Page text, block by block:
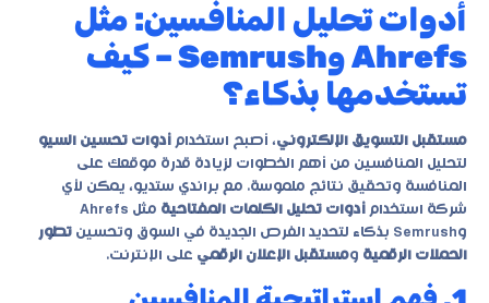
أدوات تحليل المنافسين: مثل
Ahrefs وSemrush – كيف
تستخدمها بذكاء؟
مستقبل التسويق الإلكتروني، أصبح استخدام أدوات تحسين السيو
لتحليل المنافسين من أهم الخطوات لزيادة قدرة موقعك على
المنافسة وتحقيق نتائج ملموسة. مع براندي ستديو، يمكن لأي
شركة استخدام أدوات تحليل الكلمات المفتاحية
مثل Ahrefs
وSemrush بذكاء لتحديد الفرص الجديدة في السوق وتحسين
تطور
الحملات الرقمية ومستقبل الإعلان الرقمي على الإنترنت.